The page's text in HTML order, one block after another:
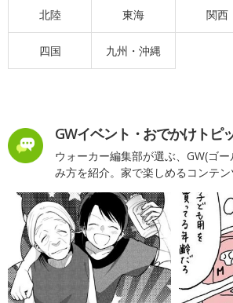
北陸 東海 関西
四国 九州・沖縄
GWイベント・おでかけトピ
ウォーカー編集部が選ぶ、GW(ゴ
み方を紹介。家で楽しめるコンテン